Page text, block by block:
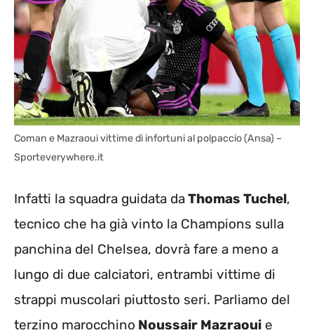
Coman e Mazraoui vittime di infortuni al polpaccio (Ansa) –
Sporteverywhere.it
Infatti la squadra guidata daThomas Tuchel,
tecnico che ha già vinto la Champions sulla
panchina del Chelsea, dovrà fare a meno a
lungo di due calciatori, entrambi vittime di
strappi muscolari piuttosto seri. Parliamo del
terzino marocchino Noussair Mazraoui e